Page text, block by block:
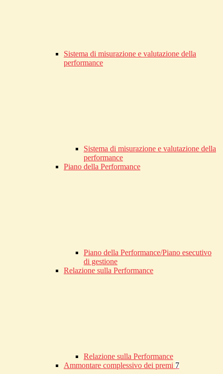
Sistema di misurazione e valutazione della
performance
Sistema di misurazione e valutazione della
performance
Piano della Performance
Piano della Performance/Piano esecutivo
di gestione
Relazione sulla Performance
Relazione sulla Performance
Ammontare complessivo dei premi 7